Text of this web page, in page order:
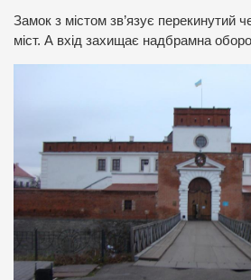
Замок з містом зв’язує перекинутий
міст. А вхід захищає надбрамна